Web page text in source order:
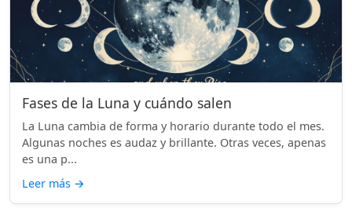
Fases de la Luna y cuándo salen
La Luna cambia de forma y horario durante todo el mes.
Algunas noches es audaz y brillante. Otras veces, apenas
es una p...
Leer más →